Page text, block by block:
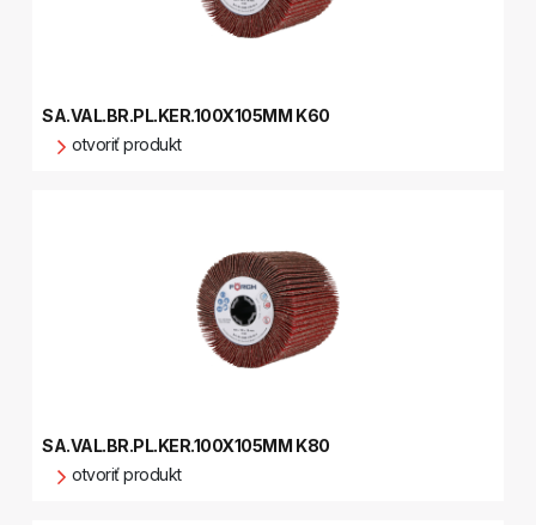
SA.VAL.BR.PL.KER.100X105MM K60
otvoriť produkt
SA.VAL.BR.PL.KER.100X105MM K80
otvoriť produkt